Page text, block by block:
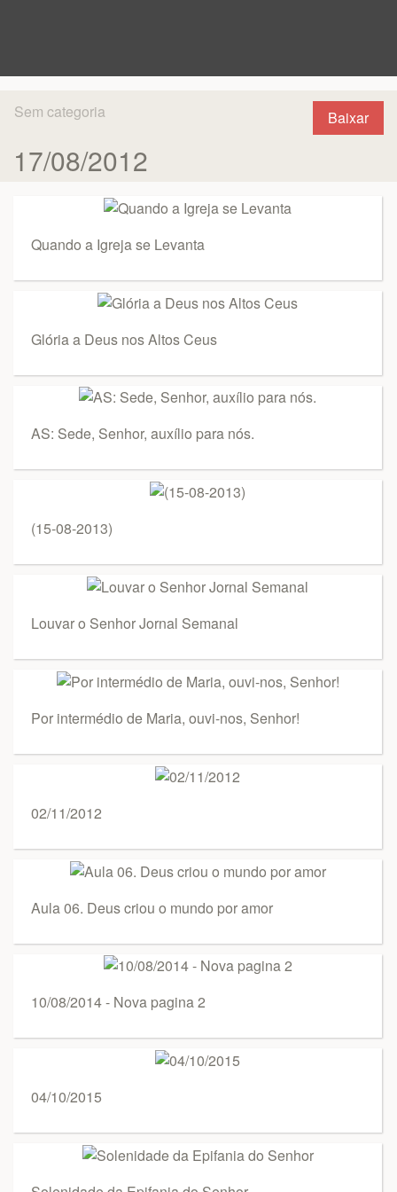
Baixar
Sem categoria
17/08/2012
Quando a Igreja se Levanta
Glória a Deus nos Altos Ceus
AS: Sede, Senhor, auxílio para nós.
(15-08-2013)
Louvar o Senhor Jornal Semanal
Por intermédio de Maria, ouvi-nos, Senhor!
02/11/2012
Aula 06. Deus criou o mundo por amor
10/08/2014 - Nova pagina 2
04/10/2015